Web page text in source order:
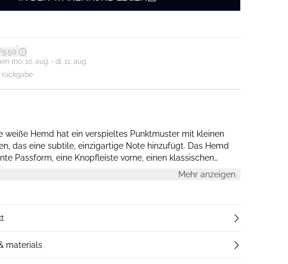
*
mo. 10. aug. - di. 11. aug.
rückgabe
weiße Hemd hat ein verspieltes Punktmuster mit kleinen
das eine subtile, einzigartige Note hinzufügt. Das Hemd
Passform, eine Knopfleiste vorne, einen klassischen
abgerundeten Saum, wodurch es sowohl vielseitig als auch
Mehr anzeigen
materials